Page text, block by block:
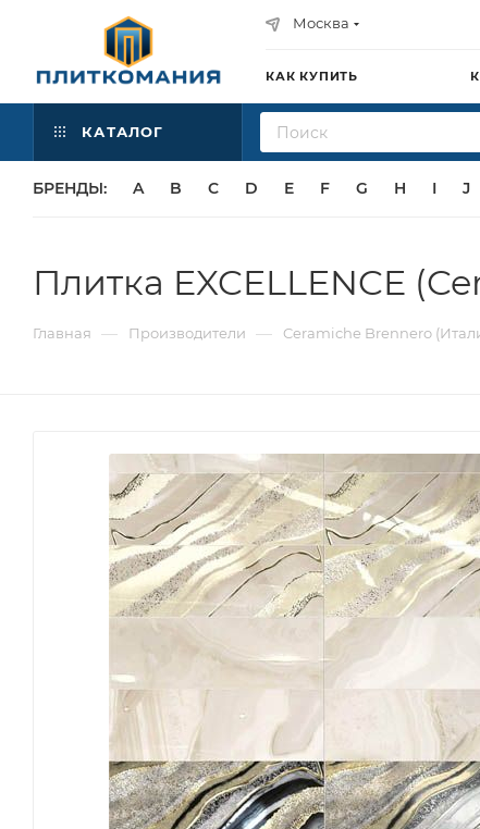
Москва
КАК КУПИТЬ
КАТАЛОГ
БРЕНДЫ: A B C D E F G H I J
Плитка EXCELLENCE
Главная — Производители — Ceramiche Brennero